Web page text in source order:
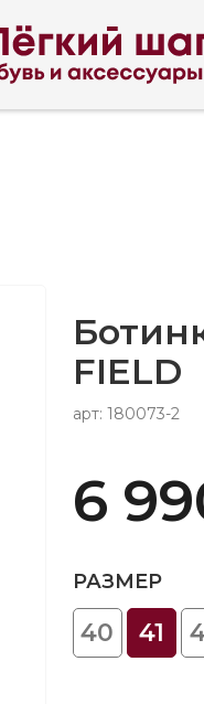
FIELD
арт: 180073-2
6
РАЗМЕР
40 41